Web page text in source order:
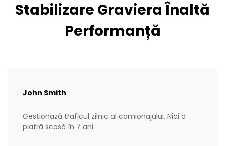
Stabilizare Graviera Înaltă
Performanță
John Smith
Gestionază traficul zilnic al camionajului. Nici o
piatră scosă în 7 ani.